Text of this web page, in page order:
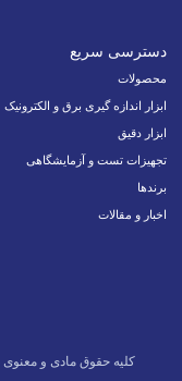
دسترسی سریع
محصولات
ابزار اندازه گیری برق و الکترونیک
ابزار دقیق
تجهیزات تست و آزمایشگاهی
برندها
اخبار و مقالات
کلیه حقوق مادی و